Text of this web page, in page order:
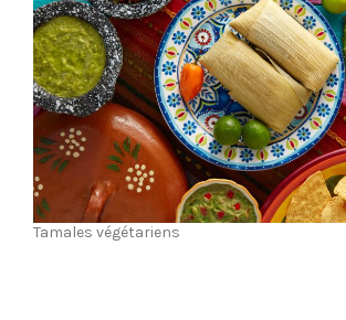
Tamales végétariens